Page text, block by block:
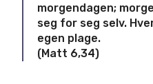
morgendagen;
seg for seg selv.
egen plage.
(Matt 6,34)